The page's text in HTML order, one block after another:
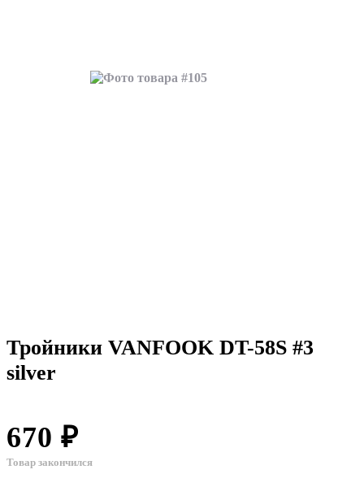
Тройники VANFOOK DT-58S #3
silver
670 ₽
Товар закончился